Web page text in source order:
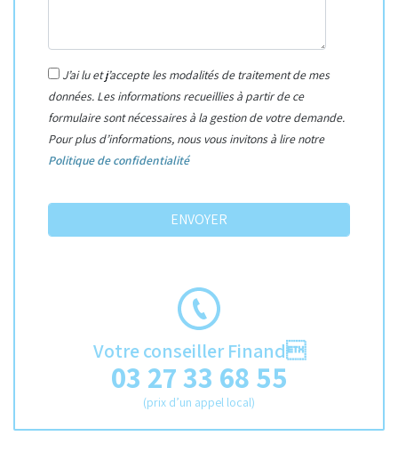
J’ai lu et j’accepte les modalités de traitement de mes
données. Les informations recueillies à partir de ce
formulaire sont nécessaires à la gestion de votre demande.
Pour plus d’informations, nous vous invitons à lire notre
Politique de confidentialité
Votre conseiller Finand
03 27 33 68 55
(prix d’un appel local)